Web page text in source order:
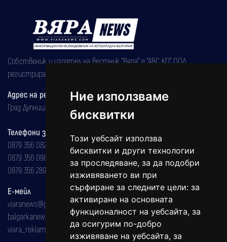
Ние използваме
бисквитки
Този уебсайт използва
бисквитки и други технологии
за проследяване, за да подобри
изживяването ви при
сърфиране за следните цели: за
активиране на основната
функционалност на уебсайта, за
да осигурим по-добро
изживяване на уебсайта, за
Собственик и издател на вестник "Вяра" е "АВС КО" ООД,
регистрирана на 08.05.2002 година.
Адрес на редакцията
Град Дупница, ул.''Христо Ботев" 43
Телефони за реклама и абонаменти
0879 356 082
0879 356 098
0879 356 289
Е-мейл
viaranews@gmail.com
balgarkanews@gmail.com
viara_reklama@mail.bg